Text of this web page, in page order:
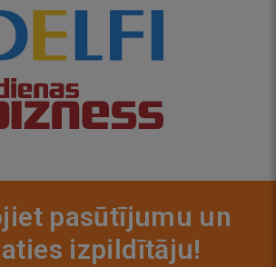
pasūtījumu un
izpildītāju!